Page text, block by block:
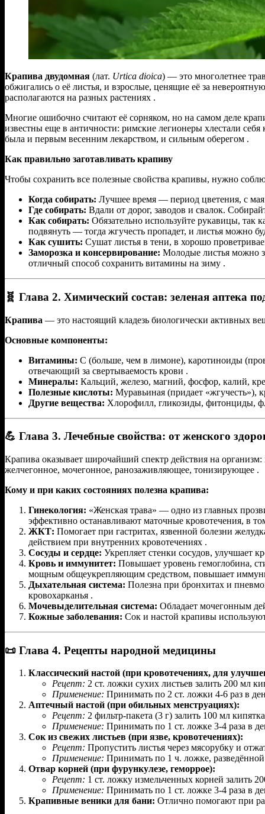
Крапива двудомная (лат. Urtica dioica) — это многолетнее
обжигались о её листья, и взрослые, ценящие её за
располагаются на разных растениях .
Многие ошибочно считают её сорняком, но на самом деле
известны еще в античности: римские легионеры хлестали
была и первым весенним лекарством, и сильным оберегом .
Как правильно заготавливать крапиву
Чтобы сохранить все полезные свойства крапивы, нужно
Когда собирать: Лучшее время — период цветения, с
Где собирать: Вдали от дорог, заводов и свалок.
Как собирать: Обязательно используйте рукавицы, так
подвянуть — тогда жгучесть пропадет, и листья можно
Как сушить: Сушат листья в тени, в хорошо
Заморозка и консервирование: Молодые листья можно
отличный способ сохранить витамины на зиму .
🧬 Глава 2. Химический состав: зеленая аптека
Крапива — это настоящий кладезь биологически активных
Основные компоненты:
Витамины: С (больше, чем в лимоне), каротиноиды
отвечающий за свертываемость крови .
Минералы: Кальций, железо, магний, фосфор, калий,
Полезные кислоты: Муравьиная (придает «жгучесть»),
Другие вещества: Хлорофилл, гликозиды, фитонциды,
💪 Глава 3. Лечебные свойства: от женского
Крапива оказывает широчайший спектр действия на
желчегонное, мочегонное, ранозаживляющее, тонизирующее .
Кому и при каких состояниях полезна крапива:
Гинекология: «Женская трава» — одно из главных
эффективно останавливают маточные кровотечения, в
ЖКТ: Помогает при гастритах, язвенной болезни
действием при внутренних кровотечениях .
Сосуды и сердце: Укрепляет стенки сосудов, улучшает
Кровь и иммунитет: Повышает уровень гемоглобина,
мощным общеукрепляющим средством, повышает
Дыхательная система: Полезна при бронхитах и
кровохарканья .
Мочевыделительная система: Обладает мочегонным
Кожные заболевания: Сок и настой крапивы
📜 Глава 4. Рецепты народной медицины
Классический настой (при кровотечениях, для
Рецепт: 2 ст. ложки сухих листьев залить 200 мл
Применение: Принимать по 2 ст. ложки 4-6 раз в
Аптечный настой (при обильных менструациях):
Рецепт: 2 фильтр-пакета (3 г) залить 100 мл
Применение: Принимать по 1 ст. ложке 3-4 раза в
Сок из свежих листьев (при язве, кровотечениях):
Рецепт: Пропустить листья через мясорубку и
Применение: Принимать по 1 ч. ложке,
Отвар корней (при фурункулезе, геморрое):
Рецепт: 1 ст. ложку измельченных корней залить
Применение: Принимать по 1 ст. ложке 3-4 раза в
Крапивные веники для бани: Отлично помогают при